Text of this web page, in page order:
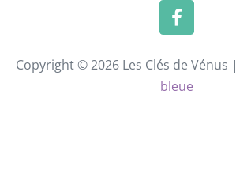
Copyright © 2026 Les Clés de Vénus |
bleue